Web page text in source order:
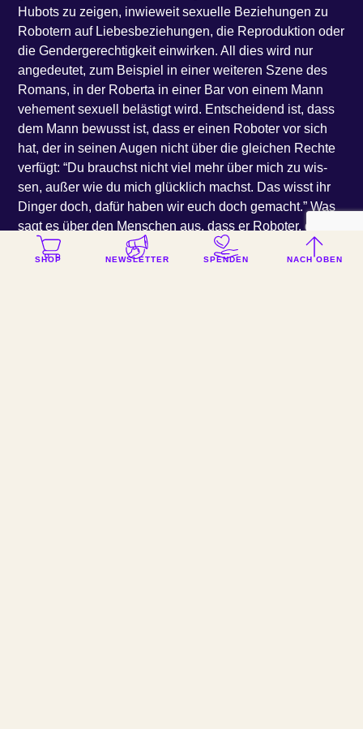
SHOP NEWSLETTER SPENDEN NACH OBEN
Hubots zu zei­gen, inwie­weit sexu­el­le Bezie­hun­gen zu
Robo­tern auf Lie­bes­be­zie­hun­gen, die Repro­duk­ti­on oder
die Gen­der­ge­rech­tig­keit ein­wir­ken. All dies wird nur
ange­deu­tet, zum Bei­spiel in einer wei­te­ren Sze­ne des
Romans, in der Rober­ta in einer Bar von einem Mann
vehe­ment sexu­ell beläs­tigt wird. Ent­schei­dend ist, dass
dem Mann bewusst ist, dass er einen Robo­ter vor sich
hat, der in sei­nen Augen nicht über die glei­chen Rech­te
ver­fügt: ​“Du brauchst nicht viel mehr über mich zu wis­
sen, außer wie du mich glück­lich machst. Das wisst ihr
Din­ger doch, dafür haben wir euch doch gemacht.” Was
sagt es über den Men­schen aus, dass er Robo­ter, die
ihm ähn­lich sehen und zu denen er ähn­li­che Emo­tio­nen
aus­bil­det wie zu ande­ren Men­schen, aus­beu­tet, sexu­ell